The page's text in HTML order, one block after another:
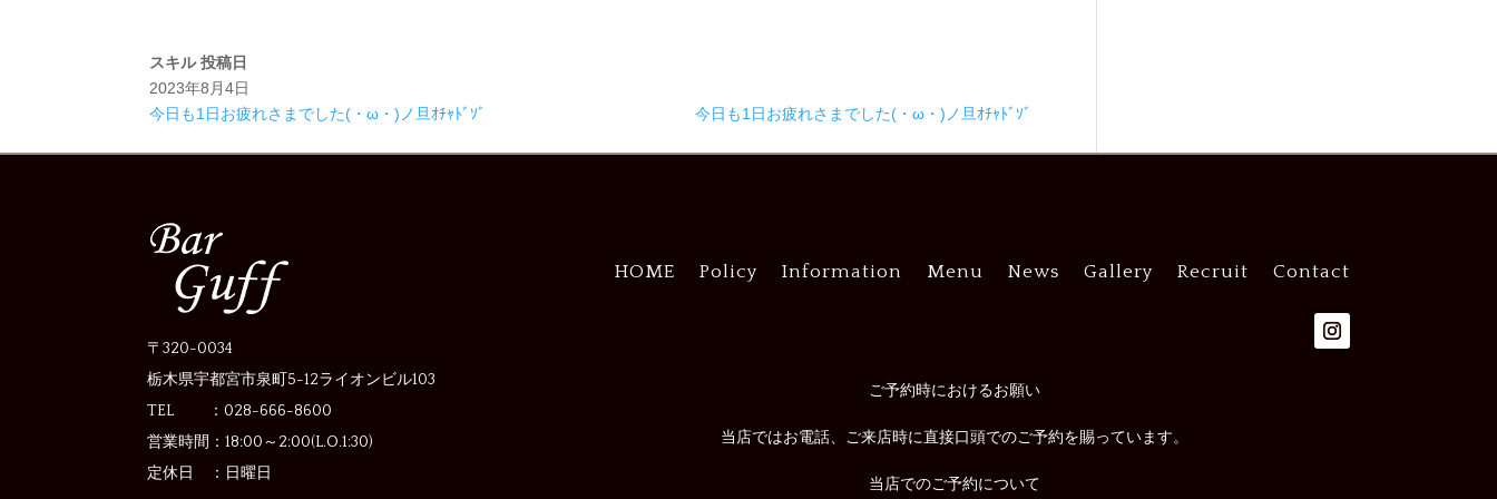
スキル 投稿日
2023年8月4日
今日も1日お疲れさまでした(・ω・)ノ旦ｵﾁｬﾄﾞｿﾞ
今日も1日お疲れさまでした(・ω・)ノ旦ｵﾁｬﾄﾞｿﾞ
〒320-0034
栃木県宇都宮市泉町5-12ライオンビル103
TEL ：028-666-8600
営業時間： 18:00～2:00(L.O.1:30)
定休日 ： 日曜日
HOME Policy Information Menu News Gallery Recruit Contact
ご予約時におけるお願い
当店ではお電話、ご来店時に直接口頭でのご予約を賜っています。
当店でのご予約について